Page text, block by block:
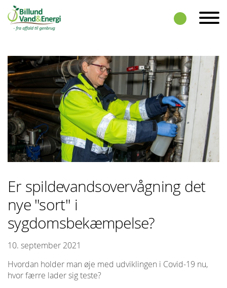
Er spildevandsovervågning det
nye "sort" i
sygdomsbekæmpelse?
10. september 2021
Hvordan holder man øje med udviklingen i Covid-19 nu,
hvor færre lader sig teste?